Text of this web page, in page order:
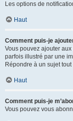
Les options de
Haut
Comment puis-je
Vous pouvez ajouter
parfois illustré par une
Répondre à un sujet
Haut
Comment puis-je
Vous pouvez vous